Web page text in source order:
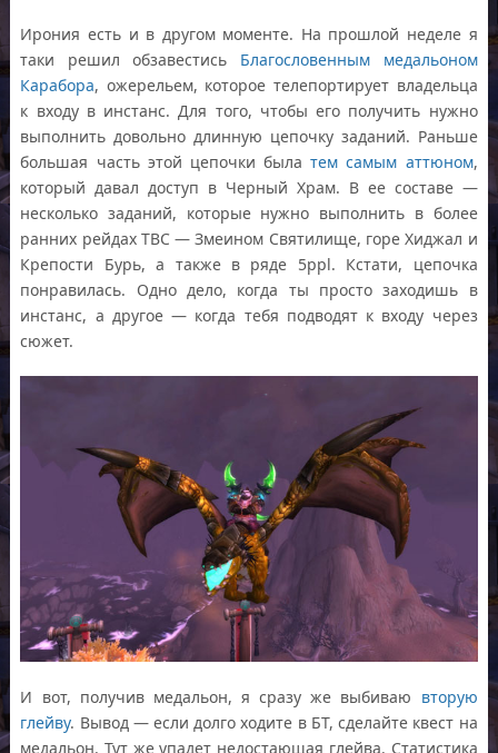
Ирония есть и в другом моменте. На прошлой неделе я
таки решил обзавестись Благословенным медальоном
Карабора, ожерельем, которое телепортирует владельца
к входу в инстанс. Для того, чтобы его получить нужно
выполнить довольно длинную цепочку заданий. Раньше
большая часть этой цепочки былатем самым аттюном,
который давал доступ в Черный Храм. В ее составе —
несколько заданий, которые нужно выполнить в более
ранних рейдах ТВС — Змеином Святилище, горе Хиджал и
Крепости Бурь, а также в ряде 5ppl. Кстати, цепочка
понравилась. Одно дело, когда ты просто заходишь в
инстанс, а другое — когда тебя подводят к входу через
сюжет.
И вот, получив медальон, я сразу же выбиваю вторую
глейву. Вывод — если долго ходите в БТ, сделайте квест на
медальон. Тут же упадет недостающая глейва. Статистика